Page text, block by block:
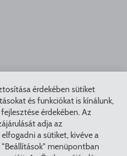
érdekében sütiket
és funkciókat is kínálunk,
érdekében. Az
adja az
a sütiket, kivéve a
"Beállítások" menüpontban